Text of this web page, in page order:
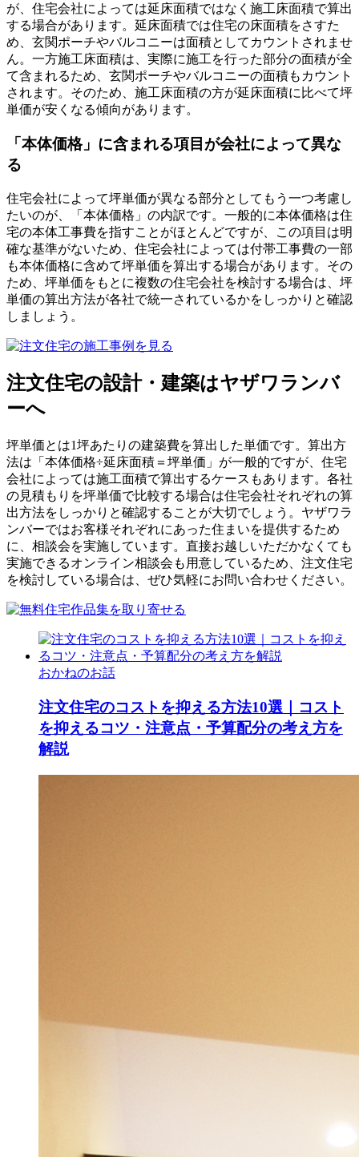
が、住宅会社によっては延床面積ではなく施工床面積で算出
する場合があります。延床面積では住宅の床面積をさすた
め、玄関ポーチやバルコニーは面積としてカウントされませ
ん。一方施工床面積は、実際に施工を行った部分の面積が全
て含まれるため、玄関ポーチやバルコニーの面積もカウント
されます。そのため、施工床面積の方が延床面積に比べて坪
単価が安くなる傾向があります。
「本体価格」に含まれる項目が会社によって異な
る
住宅会社によって坪単価が異なる部分としてもう一つ考慮し
たいのが、「本体価格」の内訳です。一般的に本体価格は住
宅の本体工事費を指すことがほとんどですが、この項目は明
確な基準がないため、住宅会社によっては付帯工事費の一部
も本体価格に含めて坪単価を算出する場合があります。その
ため、坪単価をもとに複数の住宅会社を検討する場合は、坪
単価の算出方法が各社で統一されているかをしっかりと確認
しましょう。
注文住宅の設計・建築はヤザワランバ
ーへ
坪単価とは1坪あたりの建築費を算出した単価です。算出方
法は「本体価格÷延床面積＝坪単価」が一般的ですが、住宅
会社によっては施工面積で算出するケースもあります。各社
の見積もりを坪単価で比較する場合は住宅会社それぞれの算
出方法をしっかりと確認することが大切でしょう。ヤザワラ
ンバーではお客様それぞれにあった住まいを提供するため
に、相談会を実施しています。直接お越しいただかなくても
実施できるオンライン相談会も用意しているため、注文住宅
を検討している場合は、ぜひ気軽にお問い合わせください。
おかねのお話
注文住宅のコストを抑える方法10選｜コスト
を抑えるコツ・注意点・予算配分の考え方を
解説